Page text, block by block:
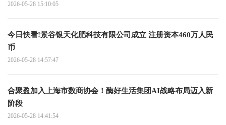
2026-05-28 15:10:05
今日快看!景谷银天化肥科技有限公司成立 注册资本460万人民
币
2026-05-28 14:57:47
合聚盈加入上海市数商协会！酶好生活集团AI战略布局迈入新
阶段
2026-05-28 14:41:54